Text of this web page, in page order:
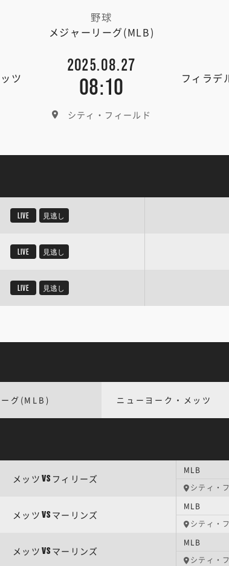
野球
メジャーリーグ(MLB)
ツ
2025.08.27
08:10 フィラデ
シティ・フィールド
LIVE 見逃し
LIVE 見逃し
LIVE 見逃し
ーグ(MLB) ニューヨーク・メッツ
メッツ VS フィリーズ
MLB
シティ・
メッツ VS マーリンズ
MLB
シティ・
メッツ VS マーリンズ
MLB
シティ・